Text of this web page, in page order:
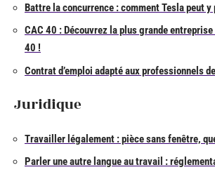
Battre la concurrence : comment Tesla peut y
CAC 40 : Découvrez la plus grande entreprise
40 !
Contrat d’emploi adapté aux professionnels
Juridique
Travailler légalement : pièce sans fenêtre,
Parler une autre langue au travail :